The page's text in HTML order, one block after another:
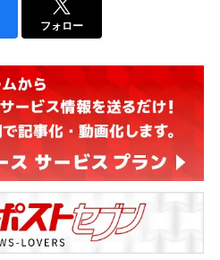
フォロー